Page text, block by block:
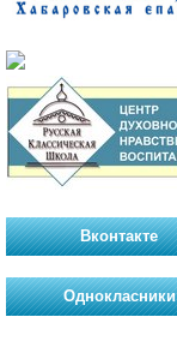
Вконтакте
Однокласники